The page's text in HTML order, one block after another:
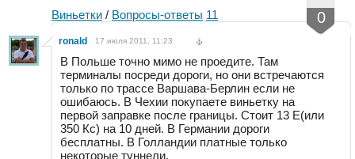
Виньетки / Вопросы-ответы 11 0
ronald 17 июля 2011, 11:23
В Польше точно мимо не проедите. Там
терминалы посреди дороги, но они встречаются
только по трассе Варшава-Берлин если не
ошибаюсь. В Чехии покупаете виньетку на
первой заправке после границы. Стоит 13 Е(или
350 Кс) на 10 дней. В Германии дороги
бесплатны. В Голландии платные только
некоторые туннели.